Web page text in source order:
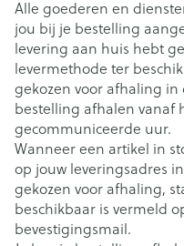
Alle goederen en
jou bij je bestelling
levering aan huis hebt
levermethode ter
gekozen voor afhaling
bestelling afhalen vanaf
gecommuniceerde uur.
Wanneer een artikel in
op jouw leveringsadres
gekozen voor afhaling,
beschikbaar is vermeld
bevestigingsmail.